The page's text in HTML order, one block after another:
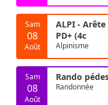
Sam
08
Août
ALPI -
PD+ (4c
Alpinisme
Sam
08
Août
Rando
Randonnée